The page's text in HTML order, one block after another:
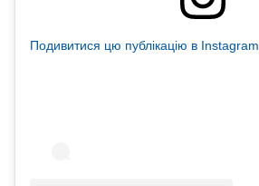
Подивитися цю публікацію в Instagram